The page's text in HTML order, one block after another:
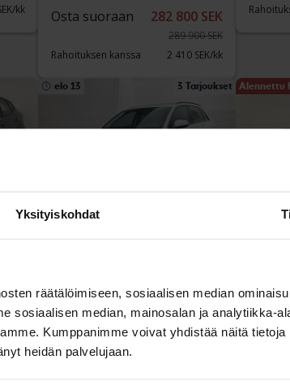
Yksityiskohdat
räätälöimiseen, sosiaalisen median
sosiaalisen median, mainosalan ja analytiikka-
Kumppanimme voivat yhdistää näitä tietoja
heidän palvelujaan.
kk Osta suoraan 282 800 SEK
289 900 SEK
Rahoituksen kanssa
2 410 SEK/kk
SEK
elo 13 3 Tarjoukset
2020
88 320 km
Bensiini
Getinge
Johtava tarjous: 150 500 SEK
Rahoituksen kanssa
Alennettu
2023
Osta